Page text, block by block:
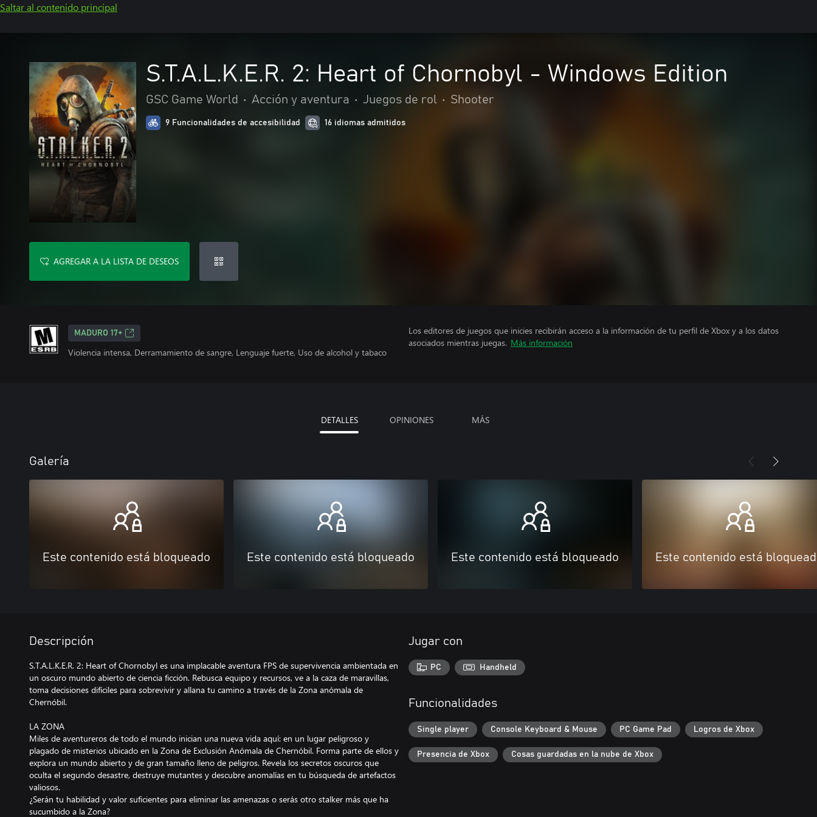
Saltar al contenido principal
S.T.A.L.K.E.R. 2: Heart of Chornobyl - Windows Edition
GSC Game World • Acción y aventura • Juegos de rol • Shooter
9 Funcionalidades de accesibilidad 16 idiomas admitidos
AGREGAR A LA LISTA DE DESEOS
MADURO 17+
Violencia intensa, Derramamiento de sangre, Lenguaje fuerte, Uso de alcohol y tabaco
Los editores de juegos que inicies recibirán acceso a la información de tu perfil de Xbox y a los datos
asociados mientras juegas. Más información
DETALLES OPINIONES MÁS
Galería
Este contenido está bloqueado Este contenido está bloqueado Este contenido está bloqueado Este contenido está
Descripción
S.T.A.L.K.E.R. 2: Heart of Chornobyl es una implacable aventura FPS de supervivencia ambientada en
un oscuro mundo abierto de ciencia ficción. Rebusca equipo y recursos, ve a la caza de maravillas,
toma decisiones difíciles para sobrevivir y allana tu camino a través de la Zona anómala de
Chernóbil.
LA ZONA
Miles de aventureros de todo el mundo inician una nueva vida aquí: en un lugar peligroso y
plagado de misterios ubicado en la Zona de Exclusión Anómala de Chernóbil. Forma parte de ellos y
explora un mundo abierto y de gran tamaño lleno de peligros. Revela los secretos oscuros que
oculta el segundo desastre, destruye mutantes y descubre anomalías en tu búsqueda de artefactos
valiosos.
¿Serán tu habilidad y valor suficientes para eliminar las amenazas o serás otro stalker más que ha
sucumbido a la Zona?
Jugar con
PC Handheld
Funcionalidades
Single player Console Keyboard & Mouse PC Game Pad Logros de Xbox
Presencia de Xbox Cosas guardadas en la nube de Xbox